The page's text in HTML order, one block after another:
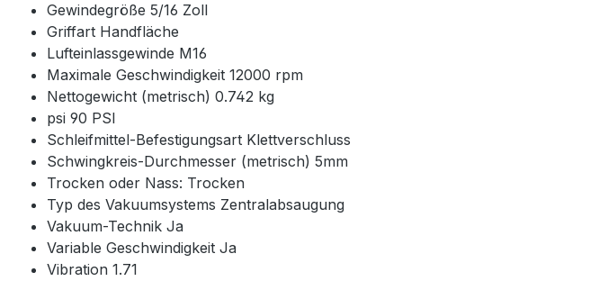
Gewindegröße 5/16 Zoll
Griffart Handfläche
Lufteinlassgewinde M16
Maximale Geschwindigkeit 12000 rpm
Nettogewicht (metrisch) 0.742 kg
psi 90 PSI
Schleifmittel-Befestigungsart Klettverschluss
Schwingkreis-Durchmesser (metrisch) 5mm
Trocken oder Nass: Trocken
Typ des Vakuumsystems Zentralabsaugung
Vakuum-Technik Ja
Variable Geschwindigkeit Ja
Vibration 1.71